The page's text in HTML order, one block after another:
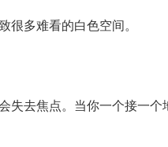
很多难看的白色空间。
失去焦点。当你一个接一个